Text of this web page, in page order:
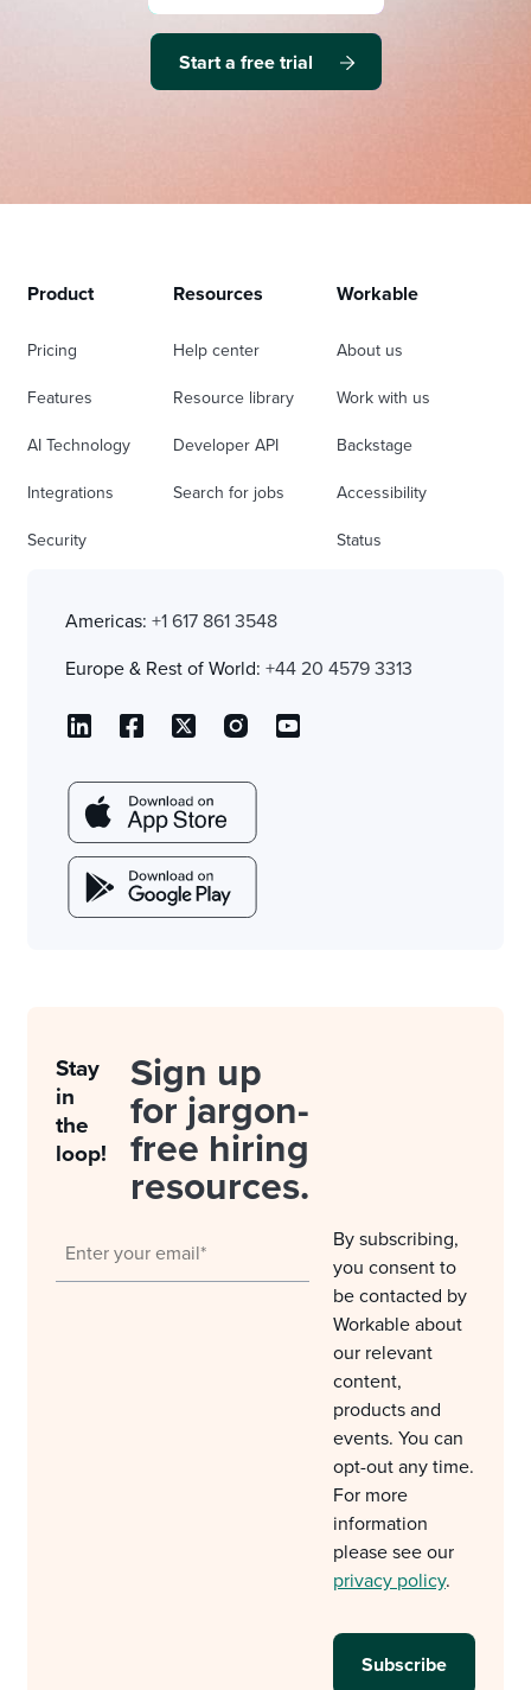
Start a free trial
Product
Pricing
Features
AI Technology
Integrations
Security
Resources
Help center
Resource library
Developer API
Search for jobs
Workable
About us
Work with us
Backstage
Accessibility
Status
Americas: +1 617 861 3548
Europe & Rest of World: +44 20 4579 3313
Stay
in
the
loop!
Sign up
for jargon-
free hiring
resources.
By subscribing,
you consent to
be contacted by
Workable about
our relevant
content,
products and
events. You can
opt-out any time.
For more
information
please see our
privacy policy.